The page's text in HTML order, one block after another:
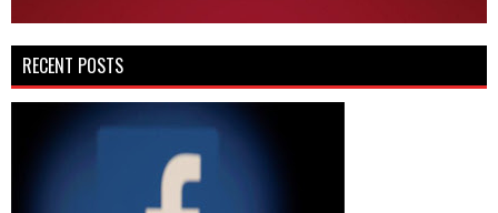
RECENT POSTS